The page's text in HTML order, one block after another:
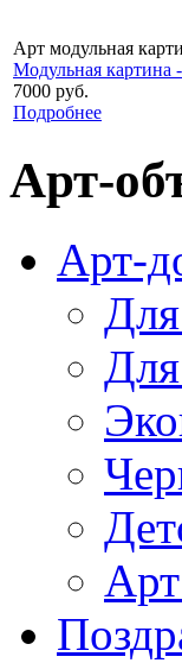
Арт модульная
Модульная картина
7000 руб.
Подробнее
Арт-
Арт-